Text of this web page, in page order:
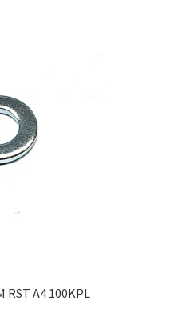
RST A4 100KPL